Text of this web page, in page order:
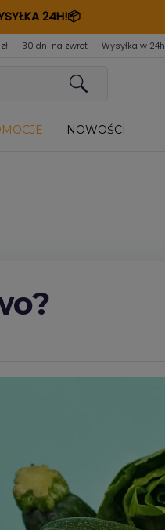
24H!📦
30 dni na zwrot Wysyłka w 24h
NOWOŚCI